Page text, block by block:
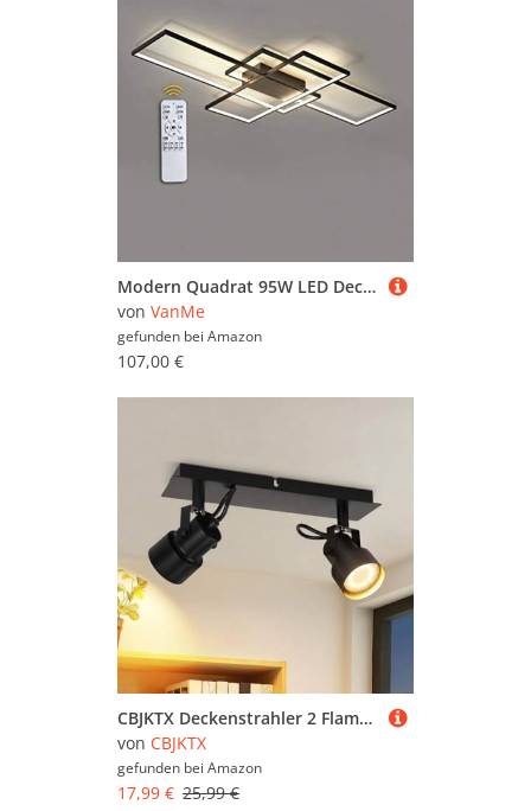
Modern Quadrat 95W LED Deckeleuchen Dimmbar Mit Fernbedienung Wohnzimmerlampe, Aluminium Acryl Deckenleuchte Chic Eckig Deckenlampe für Schlafzimmer Esszimmer Küche Flur Lampe, schwarz, 110*65*9cm
von VanMe
gefunden bei Amazon
107,00 €
CBJKTX Deckenstrahler 2 Flammig Deckenspot Schwarz - Vintage Deckenlampe Schwenkbar GU10 350° Strahler Industrial Spots Deckenleuchte Küchenlampe für Schlafzimmer Küche Flur (Ohne Leuchtmittel)
von CBJKTX
gefunden bei Amazon
17,99 € 25,99 €